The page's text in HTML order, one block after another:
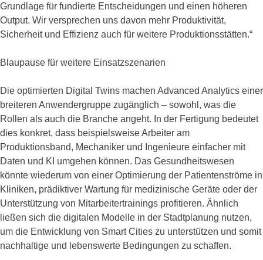
Grundlage für fundierte Entscheidungen und einen höheren
Output. Wir versprechen uns davon mehr Produktivität,
Sicherheit und Effizienz auch für weitere Produktionsstätten.“
Blaupause für weitere Einsatzszenarien
Die optimierten Digital Twins machen Advanced Analytics einer
breiteren Anwendergruppe zugänglich – sowohl, was die
Rollen als auch die Branche angeht. In der Fertigung bedeutet
dies konkret, dass beispielsweise Arbeiter am
Produktionsband, Mechaniker und Ingenieure einfacher mit
Daten und KI umgehen können. Das Gesundheitswesen
könnte wiederum von einer Optimierung der Patientenströme in
Kliniken, prädiktiver Wartung für medizinische Geräte oder der
Unterstützung von Mitarbeitertrainings profitieren. Ähnlich
ließen sich die digitalen Modelle in der Stadtplanung nutzen,
um die Entwicklung von Smart Cities zu unterstützen und somit
nachhaltige und lebenswerte Bedingungen zu schaffen.